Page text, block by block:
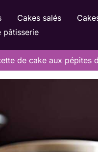
Cakes salés
pâtisserie
de cake aux pépites